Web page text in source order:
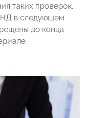
таких проверок.
в следующем
до конца